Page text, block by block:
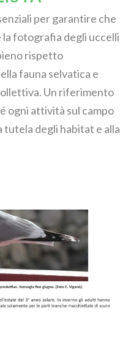
per garantire che
la fotografia degli uccelli
rispetto
fauna selvatica e
Un riferimento
ogni attività sul campo
tutela degli habitat e alla